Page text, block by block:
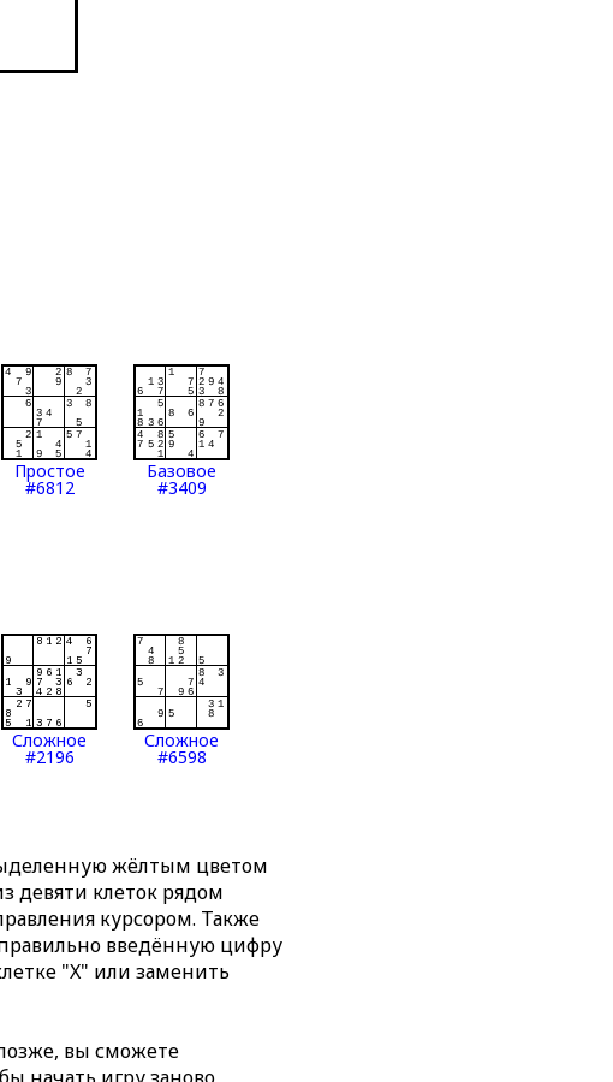
Простое
#6812
Базовое
#3409
Сложное
#2196
Сложное
#6598
жёлтым цветом
девяти клеток рядом
курсором. Также
введённую цифру
"X" или заменить
вы сможете